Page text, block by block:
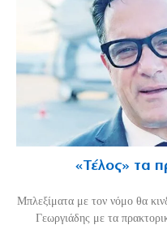
«Τέλος» τα
Μπλεξίματα με τον νόμο θα
Γεωργιάδης με τα